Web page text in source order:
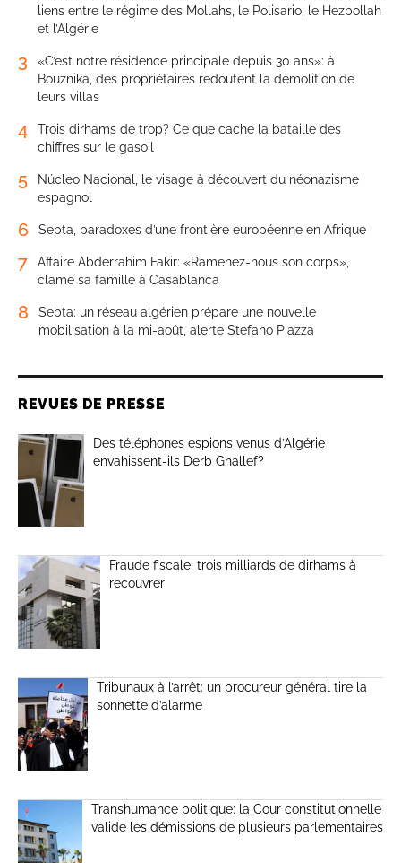
liens entre le régime des Mollahs, le Polisario, le Hezbollah
et l’Algérie
3
«C’est notre résidence principale depuis 30 ans»: à
Bouznika, des propriétaires redoutent la démolition de
leurs villas
4
Trois dirhams de trop? Ce que cache la bataille des
chiffres sur le gasoil
5
Núcleo Nacional, le visage à découvert du néonazisme
espagnol
6 Sebta, paradoxes d’une frontière européenne en Afrique
7
Affaire Abderrahim Fakir: «Ramenez-nous son corps»,
clame sa famille à Casablanca
8
Sebta: un réseau algérien prépare une nouvelle
mobilisation à la mi-août, alerte Stefano Piazza
REVUES DE PRESSE
Des téléphones espions venus d’Algérie
envahissent-ils Derb Ghallef?
Fraude fiscale: trois milliards de dirhams à
recouvrer
Tribunaux à l’arrêt: un procureur général tire la
sonnette d’alarme
Transhumance politique: la Cour constitutionnelle
valide les démissions de plusieurs parlementaires